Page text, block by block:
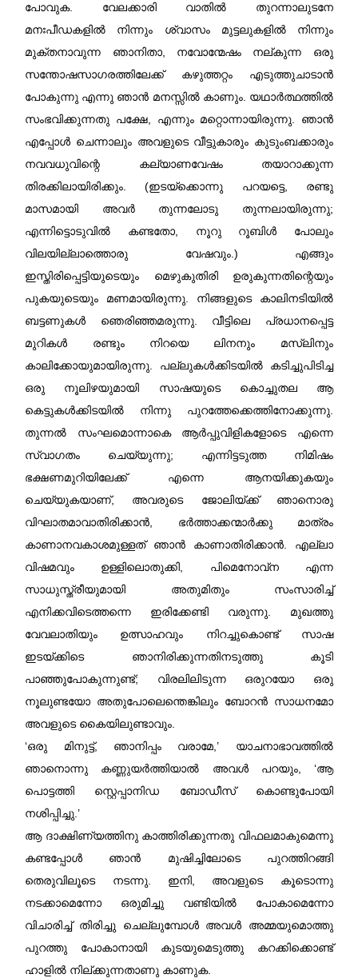
പോവുക. വേലക്കാരി വാതിൽ തുറന്നാലുടനേ
മനഃപീഡകളിൽ നിന്നും ശ്വാസം മുട്ടലുകളിൽ നിന്നും
മുക്തനാവുന്ന ഞാനിതാ, നവോന്മേഷം നല്കുന്ന ഒരു
സന്തോഷസാഗരത്തിലേക്ക് കഴുത്തറ്റം എടുത്തുചാടാൻ
പോകുന്നു എന്നു ഞാൻ മനസ്സിൽ കാണും. യഥാർത്ഥത്തിൽ
സംഭവിക്കുന്നതു പക്ഷേ, എന്നും മറ്റൊന്നായിരുന്നു. ഞാൻ
എപ്പോൾ ചെന്നാലും അവളുടെ വീട്ടുകാരും കുടുംബക്കാരും
നവവധുവിന്റെ കല്യാണവേഷം തയാറാക്കുന്ന
തിരക്കിലായിരിക്കും. (ഇടയ്ക്കൊന്നു പറയട്ടെ, രണ്ടു
മാസമായി അവർ തുന്നലോടു തുന്നലായിരുന്നു;
എന്നിട്ടൊടുവിൽ കണ്ടതോ, നൂറു റൂബിൾ പോലും
വിലയില്ലാത്തൊരു വേഷവും.) എങ്ങും
ഇസ്തിരിപ്പെട്ടിയുടെയും മെഴുകുതിരി ഉരുകുന്നതിന്റെയും
പുകയുടെയും മണമായിരുന്നു. നിങ്ങളുടെ കാലിനടിയിൽ
ബട്ടണുകൾ ഞെരിഞ്ഞമരുന്നു. വീട്ടിലെ പ്രധാനപ്പെട്ട
മുറികൾ രണ്ടും നിറയെ ലിനനും മസ്ലിനും
കാലിക്കോയുമായിരുന്നു. പല്ലുകൾക്കിടയിൽ കടിച്ചുപിടിച്ച
ഒരു നൂലിഴയുമായി സാഷയുടെ കൊച്ചുതല ആ
കെട്ടുകൾക്കിടയിൽ നിന്നു പുറത്തേക്കെത്തിനോക്കുന്നു.
തുന്നൽ സംഘമൊന്നാകെ ആർപ്പുവിളികളോടെ എന്നെ
സ്വാഗതം ചെയ്യുന്നു; എന്നിട്ടടുത്ത നിമിഷം
ഭക്ഷണമുറിയിലേക്ക് എന്നെ ആനയിക്കുകയും
ചെയ്യുകയാണ്‌, അവരുടെ ജോലിയ്ക്ക് ഞാനൊരു
വിഘാതമാവാതിരിക്കാൻ, ഭർത്താക്കന്മാർക്കു മാത്രം
കാണാനവകാശമുള്ളത് ഞാൻ കാണാതിരിക്കാൻ. എല്ലാ
വിഷമവും ഉള്ളിലൊതുക്കി, പിമെനോവ്ന എന്ന
സാധുസ്ത്രീയുമായി അതുമിതും സംസാരിച്ച്
എനിക്കവിടെത്തന്നെ ഇരിക്കേണ്ടി വരുന്നു. മുഖത്തു
വേവലാതിയും ഉത്സാഹവും നിറച്ചുകൊണ്ട് സാഷ
ഇടയ്ക്കിടെ ഞാനിരിക്കുന്നതിനടുത്തു കൂടി
പാഞ്ഞുപോകുന്നുണ്ട്; വിരലിലിടുന്ന ഒരുറയോ ഒരു
നൂലുണ്ടയോ അതുപോലെന്തെങ്കിലും ബോറൻ സാധനമോ
അവളുടെ കൈയിലുണ്ടാവും.
‘ഒരു മിനുട്ട്, ഞാനിപ്പം വരാമേ,’ യാചനാഭാവത്തിൽ
ഞാനൊന്നു കണ്ണുയർത്തിയാൽ അവൾ പറയും, ‘ആ
പൊട്ടത്തി സ്റ്റെപ്പാനിഡ ബോഡീസ് കൊണ്ടുപോയി
നശിപ്പിച്ചു.’
ആ ദാക്ഷിണ്യത്തിനു കാത്തിരിക്കുന്നതു വിഫലമാകുമെന്നു
കണ്ടപ്പോൾ ഞാൻ മുഷിച്ചിലോടെ പുറത്തിറങ്ങി
തെരുവിലൂടെ നടന്നു. ഇനി, അവളുടെ കൂടൊന്നു
നടക്കാമെന്നോ ഒരുമിച്ചു വണ്ടിയിൽ പോകാമെന്നോ
വിചാരിച്ച് തിരിച്ചു ചെല്ലുമ്പോൾ അവൾ അമ്മയുമൊത്തു
പുറത്തു പോകാനായി കുടയുമെടുത്തു കറക്കിക്കൊണ്ട്
ഹാളിൽ നില്ക്കുന്നതാണു കാണുക.